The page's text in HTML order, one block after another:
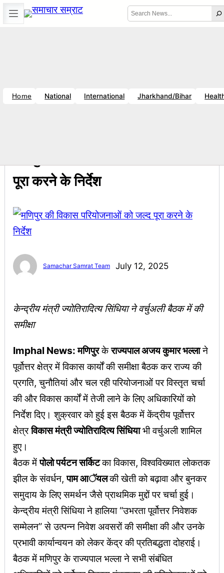
Skip
to
Search
Home National International Jharkhand/Bihar
पूरा करने के निर्देश
Samachar Samrat Team July 12, 2025
केन्द्रीय मंत्री ज्योतिरादित्य सिंधिया ने वर्चुअली बैठक में की
समीक्षा
Imphal News: मणिपुरकेराज्यपाल अजय कुमार भल्लाने
पूर्वोत्तर क्षेत्र में विकास कार्यों की समीक्षा बैठक कर राज्य की
प्रगति, चुनौतियां और चल रही परियोजनाओं पर विस्तृत चर्चा
की और विकास कार्यों में तेजी लाने के लिए अधिकारियों को
निर्देश दिए। शुक्रवार को हुई इस बैठक में केंद्रीय पूर्वोत्तर
क्षेत्रविकास मंत्री ज्योतिरादित्य सिंधियाभी वर्चुअली शामिल
हुए।
बैठक मेंपोलो पर्यटन सर्किटका विकास, विश्वविख्यात लोकतक
झील के संवर्धन,पाम आॅयलकी खेती को बढ़ावा और बुनकर
समुदाय के लिए समर्थन जैसे प्राथमिक मुद्दों पर चर्चा हुई।
केन्द्रीय मंत्री सिंधिया ने हालिया “उभरता पूर्वोत्तर निवेशक
सम्मेलन” से उत्पन्न निवेश अवसरों की समीक्षा की और उनके
प्रभावी कार्यान्वयन को लेकर केंद्र की प्रतिबद्धता दोहराई।
बैठक में मणिपुर के राज्यपाल भल्ला ने सभी संबंधित